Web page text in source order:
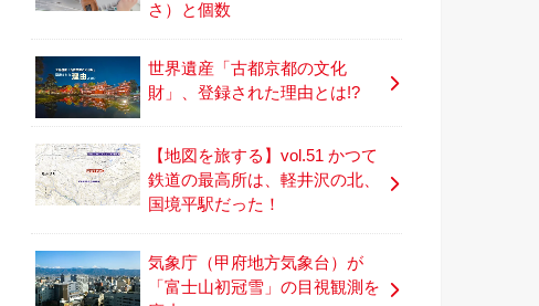
さ）と個数
世界遺産「古都京都の文化
財」、登録された理由とは!?
【地図を旅する】vol.51 かつて
鉄道の最高所は、軽井沢の北、
国境平駅だった！
気象庁（甲府地方気象台）が
「富士山初冠雪」の目視観測を